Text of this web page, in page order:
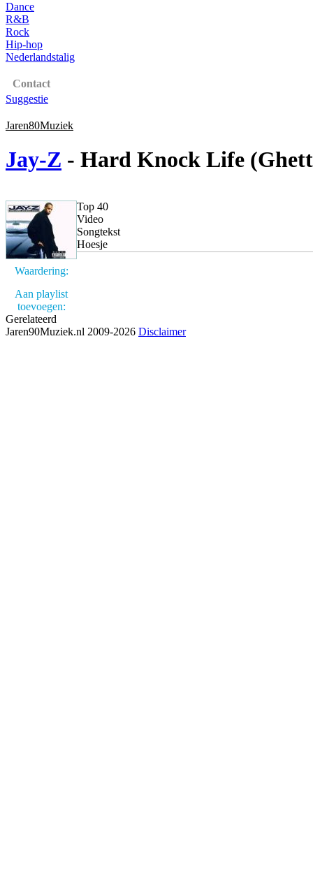
Dance
R&B
Rock
Hip-hop
Nederlandstalig
Contact
Suggestie
Jaren80Muziek
Jay-Z - Hard Knock Life
Waardering:
Aan playlist
toevoegen:
Top 40
Video
Songtekst
Hoesje
Gerelateerd
Jaren90Muziek.nl 2009-2026 Disclaimer